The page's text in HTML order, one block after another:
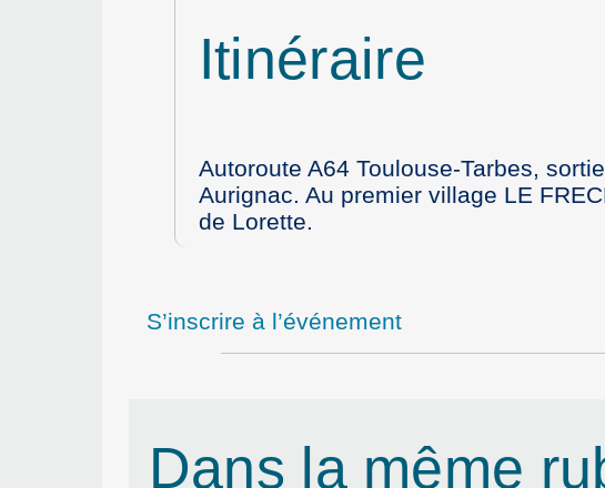
Itinéraire
Autoroute A64 Toulouse-Tarbes,
Aurignac. Au premier village LE
de Lorette.
S’inscrire à l’événement
Dans la même